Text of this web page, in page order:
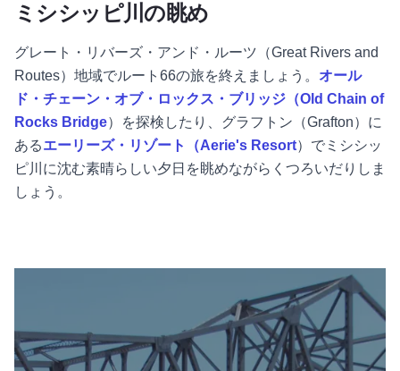
ミシシッピ川の眺め
グレート・リバーズ・アンド・ルーツ（Great Rivers and
Routes）地域でルート66の旅を終えましょう。 オール
ド・チェーン・オブ・ロックス・ブリッジ（Old Chain of
Rocks Bridge）を探検したり、グラフトン（Grafton）に
あるエーリーズ・リゾート（Aerie's Resort）でミシシッ
ピ川に沈む素晴らしい夕日を眺めながらくつろいだりしま
しょう。